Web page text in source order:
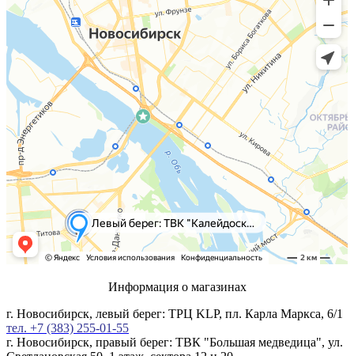
Информация о магазинах
г. Новосибирск, левый берег: ТРЦ KLP, пл. Карла Маркса, 6/1
тел. +7 (383) 255-01-55
г. Новосибирск, правый берег: ТВК "Большая медведица", ул.